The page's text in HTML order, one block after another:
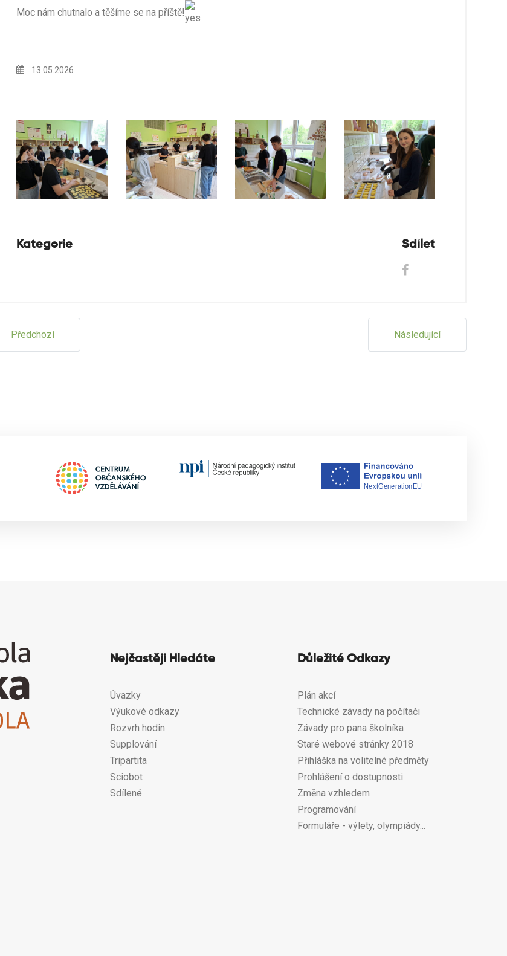
Moc nám chutnalo a těšíme se na příště!
13.05.2026
Kategorie Sdílet
Předchozí Následující
Nejčastěji Hledáte
Úvazky
Výukové odkazy
Rozvrh hodin
Supplování
Tripartita
Sciobot
Sdílené
Důležité Odkazy
Plán akcí
Technické závady na počítači
Závady pro pana školníka
Staré webové stránky 2018
Přihláška na volitelné předměty
Prohlášení o dostupnosti
Změna vzhledem
Programování
Formuláře - výlety, olympiády...